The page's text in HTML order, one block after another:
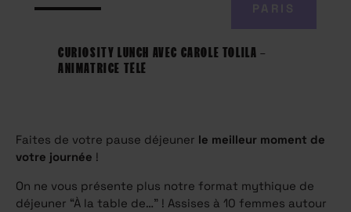
CURIOSITY LUNCH AVEC CAROLE TOLILA –
ANIMATRICE TÉLÉ
Faites de votre pause déjeuner le meilleur moment de
votre journée !
On ne vous présente plus notre format mythique de
déjeuner “À la table de…” ! Assises à 10 femmes autour